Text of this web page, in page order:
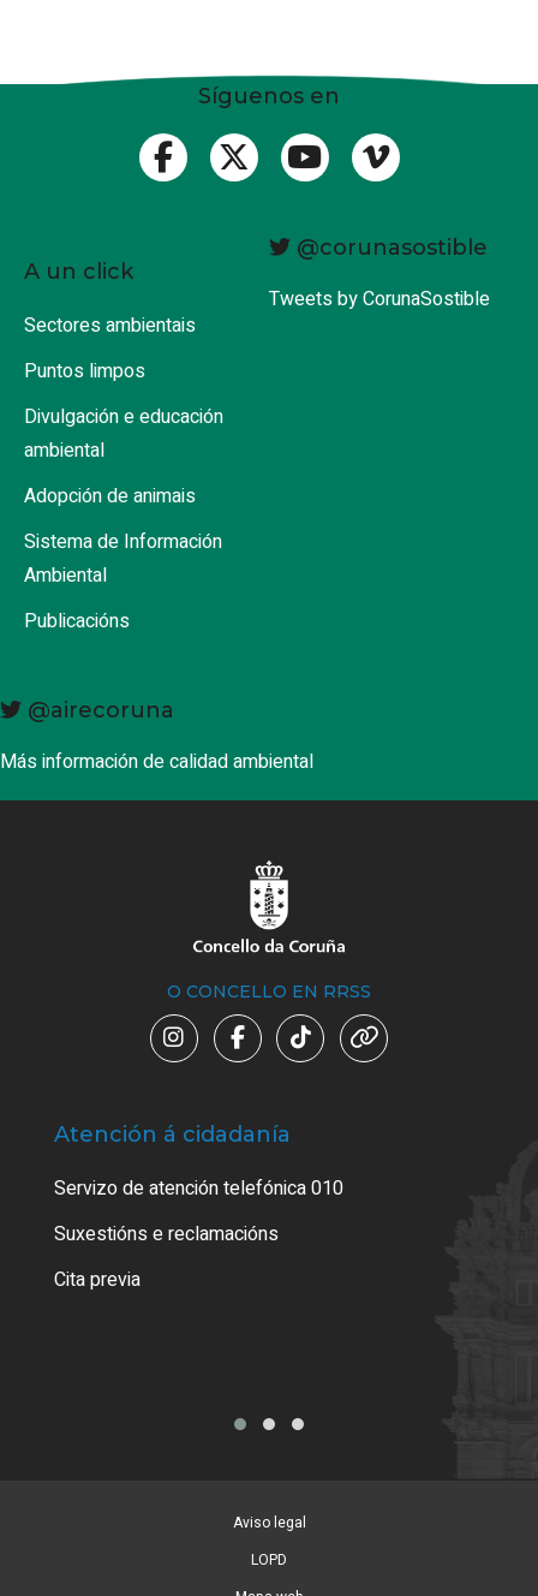
Síguenos en
A un click
Sectores ambientais
Puntos limpos
Divulgación e educación
ambiental
Adopción de animais
Sistema de Información
Ambiental
Publicacións
@corunasostible
Tweets by CorunaSostible
@airecoruna
Más información de calidad ambiental
O CONCELLO EN RRSS
Atención á cidadanía
Servizo de atención telefónica 010
Suxestións e reclamacións
Cita previa
Aviso legal
LOPD